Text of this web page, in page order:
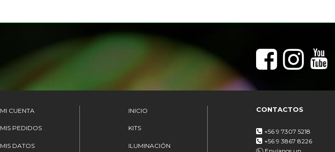
MI CUENTA
MIS PEDIDOS
MIS DATOS
INICIO
KITS
ILUMINACIÓN
CONTACTOS
+56 9 7307 5218
+56 9 3867 8226